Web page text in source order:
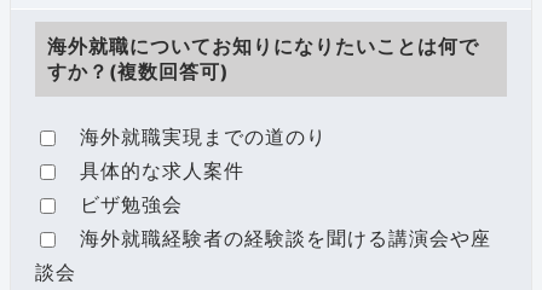
海外就職についてお知りになりたいことは何で
すか？(複数回答可)
海外就職実現までの道のり
具体的な求人案件
ビザ勉強会
海外就職経験者の経験談を聞ける講演会や座
談会